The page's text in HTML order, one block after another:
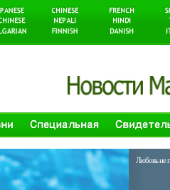
Любовь не